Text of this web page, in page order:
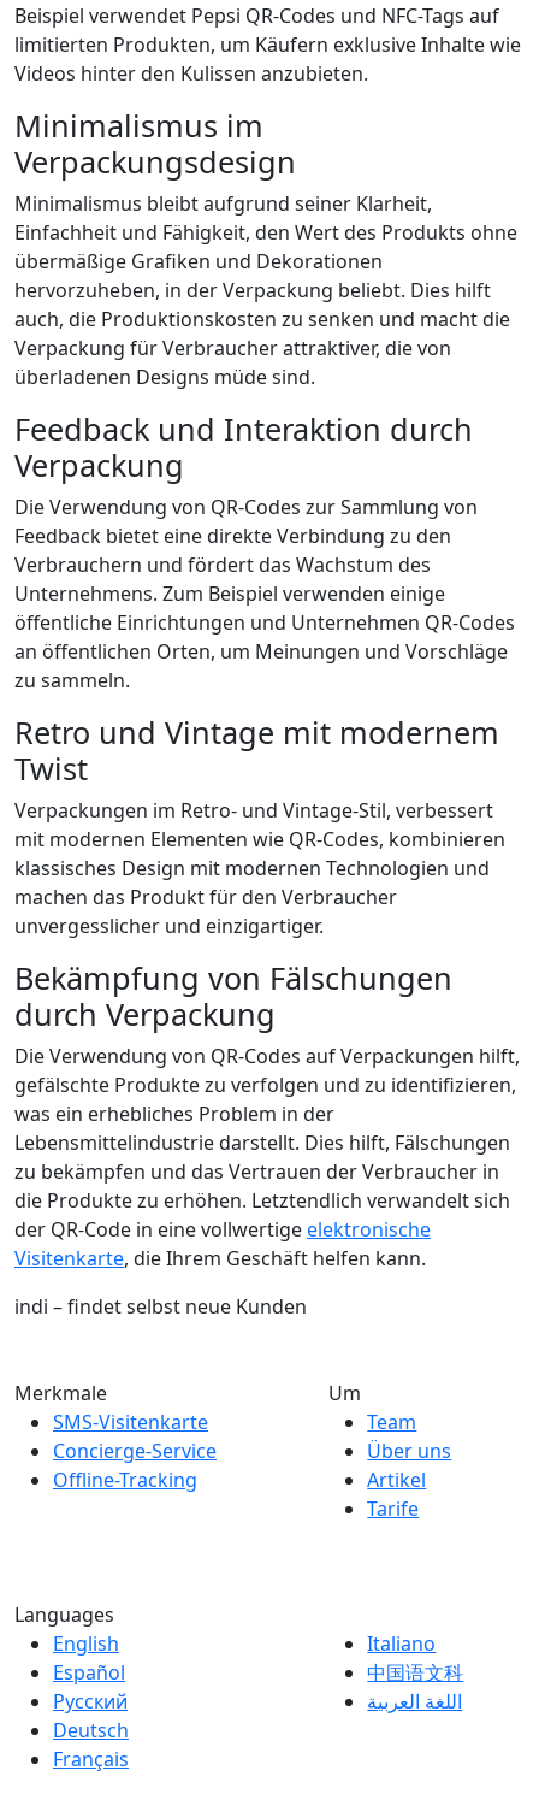
Beispiel verwendet Pepsi QR-Codes und NFC-Tags auf
limitierten Produkten, um Käufern exklusive Inhalte wie
Videos hinter den Kulissen anzubieten.
Minimalismus im
Verpackungsdesign
Minimalismus bleibt aufgrund seiner Klarheit,
Einfachheit und Fähigkeit, den Wert des Produkts ohne
übermäßige Grafiken und Dekorationen
hervorzuheben, in der Verpackung beliebt. Dies hilft
auch, die Produktionskosten zu senken und macht die
Verpackung für Verbraucher attraktiver, die von
überladenen Designs müde sind.
Feedback und Interaktion durch
Verpackung
Die Verwendung von QR-Codes zur Sammlung von
Feedback bietet eine direkte Verbindung zu den
Verbrauchern und fördert das Wachstum des
Unternehmens. Zum Beispiel verwenden einige
öffentliche Einrichtungen und Unternehmen QR-Codes
an öffentlichen Orten, um Meinungen und Vorschläge
zu sammeln.
Retro und Vintage mit modernem
Twist
Verpackungen im Retro- und Vintage-Stil, verbessert
mit modernen Elementen wie QR-Codes, kombinieren
klassisches Design mit modernen Technologien und
machen das Produkt für den Verbraucher
unvergesslicher und einzigartiger.
Bekämpfung von Fälschungen
durch Verpackung
Die Verwendung von QR-Codes auf Verpackungen hilft,
gefälschte Produkte zu verfolgen und zu identifizieren,
was ein erhebliches Problem in der
Lebensmittelindustrie darstellt. Dies hilft, Fälschungen
zu bekämpfen und das Vertrauen der Verbraucher in
die Produkte zu erhöhen. Letztendlich verwandelt sich
der QR-Code in eine vollwertigeelektronische
Visitenkarte, die Ihrem Geschäft helfen kann.
indi – findet selbst neue Kunden
Merkmale
SMS-Visitenkarte
Concierge-Service
Offline-Tracking
Um
Team
Über uns
Artikel
Tarife
Languages
English
Español
Русский
Deutsch
Français
Italiano
中国语文科
اللغة العربية